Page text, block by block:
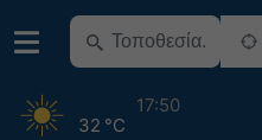
32 °C
17:50